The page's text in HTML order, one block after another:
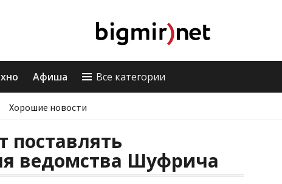
Афиша Все категории
Хорошие новости
поставлять
ведомства Шуфрича